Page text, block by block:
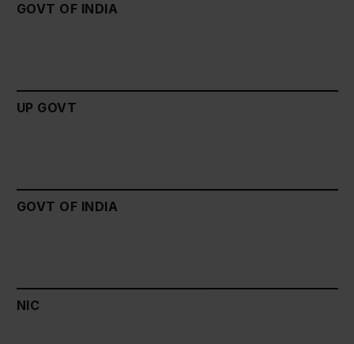
GOVT OF INDIA
UP GOVT
GOVT OF INDIA
NIC